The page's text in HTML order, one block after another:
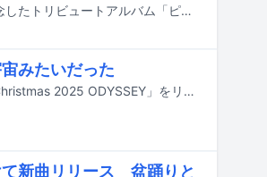
8月26日にリリースされるピンク・レディーのデビュー50周年を記念したトリビュートアルバム「ピンク・レディー伝説 Now and Forever -50th Anniversary Tribute Album-」の収録曲が明らかになった。
みたいだった
ももいろクローバーZが8月19日にライブBlu-ray / DVD「Momoiro Christmas 2025 ODYSSEY」をリリース。本作の発売に先駆けて、「可視光線」のライブ映像がYouTubeで公開された。
て新曲リリース 盆踊りと